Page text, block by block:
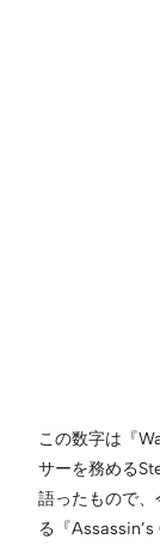
この数字は『
サーを務める
語ったもので
る『